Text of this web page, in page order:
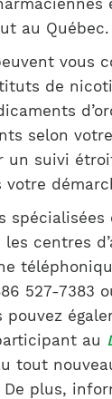
au Québec.
vous
de
selon
un suivi
votre
centres
527-7383
pouvez
au
tout
De plus,